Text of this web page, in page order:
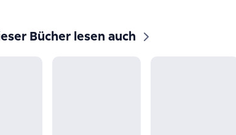
Bücher lesen auch